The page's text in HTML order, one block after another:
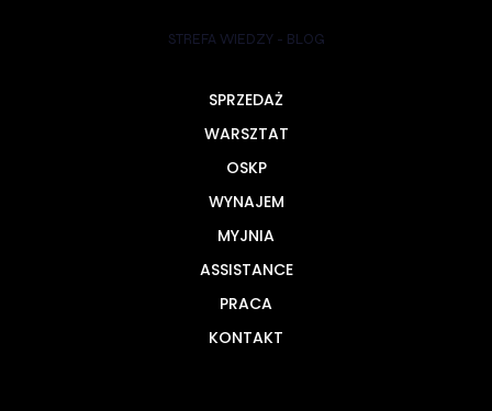
STREFA WIEDZY - BLOG
SPRZEDAŻ
WARSZTAT
OSKP
WYNAJEM
MYJNIA
ASSISTANCE
PRACA
KONTAKT